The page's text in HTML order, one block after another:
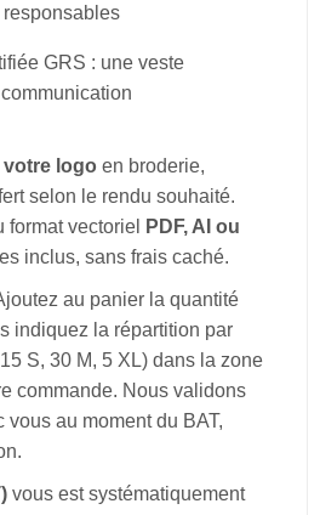
GRS : une veste
votre logo en broderie,
selon le rendu souhaité.
format vectoriel
PDF, AI ou
inclus, sans frais caché.
au panier la quantité
indiquez la répartition par
S, 30 M, 5 XL) dans la zone
commande. Nous validons
vous au moment du BAT,
vous est systématiquement